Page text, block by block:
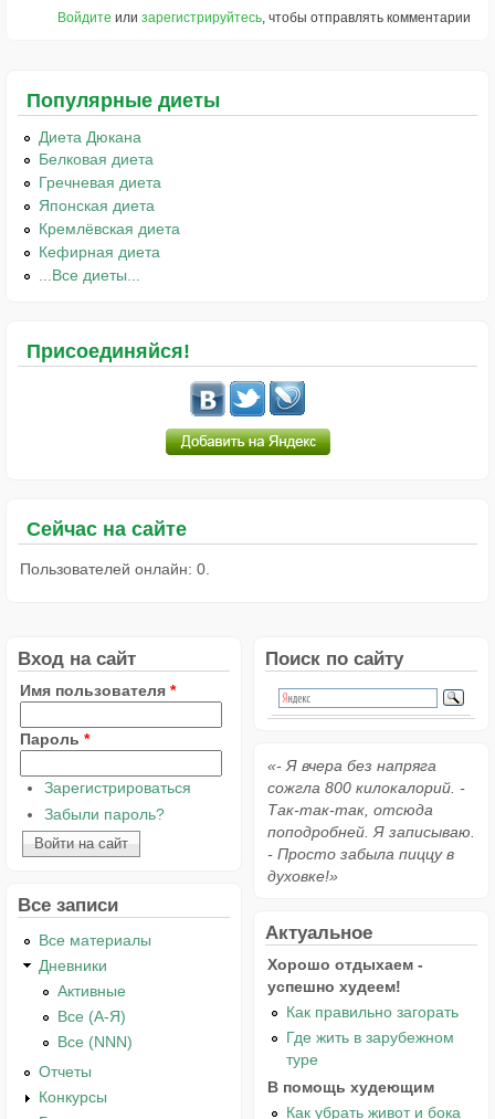
Войдите или зарегистрируйтесь , чтобы отправлять комментарии
Популярные диеты
Диета Дюкана
Белковая диета
Гречневая диета
Японская диета
Кремлёвская диета
Кефирная диета
...Все диеты...
Присоединяйся!
Сейчас на сайте
Пользователей онлайн: 0.
Вход на сайт
Имя пользователя *
Пароль *
Зарегистрироваться
Забыли пароль?
Все записи
Все материалы
Дневники
Активные
Все (А-Я)
Все (NNN)
Отчеты
Конкурсы
Поиск по сайту
«- Я вчера без напряга
сожгла 800 килокалорий. -
Так-так-так, отсюда
поподробней. Я записываю.
- Просто забыла пиццу в
духовке!»
Актуальное
Хорошо отдыхаем -
успешно худеем!
Как правильно загорать
Где жить в зарубежном
туре
В помощь худеющим
Как убрать живот и бока